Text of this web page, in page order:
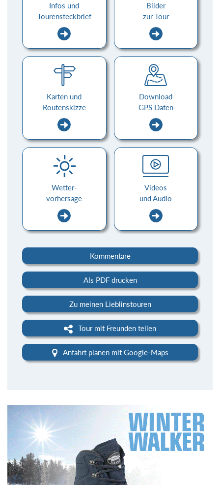
Infos und
Tourensteckbrief
Bilder
zur Tour
Karten und
Routenskizze
Download
GPS Daten
Wetter-
vorhersage
Videos
und Audio
Kommentare
Als PDF drucken
Zu meinen Lieblinstouren
Tour mit Freunden teilen
Anfahrt planen mit Google-Maps